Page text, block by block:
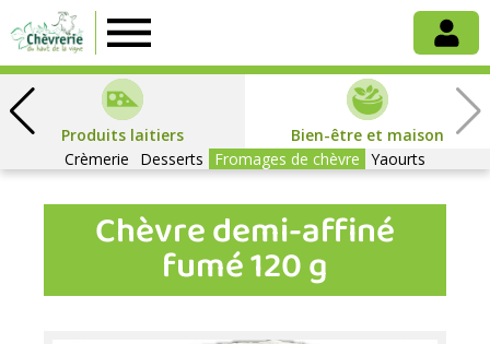
Chèvrerie
du
Haut
de
la
Produits laitiers
Bien-être et maison
Crèmerie
Desserts Fromages de chèvre Yaourts
Chèvre demi-affiné
fumé 120 g